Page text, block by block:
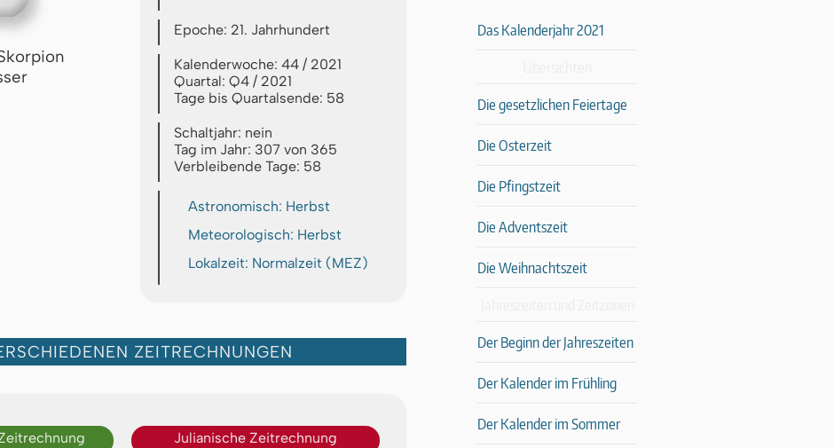
Epoche: 21. Jahrhundert
Kalenderwoche: 44 / 2021
Quartal: Q4 / 2021
Tage bis Quartalsende: 58
Schaltjahr: nein
Tag im Jahr: 307 von 365
Verbleibende Tage: 58
Astronomisch: Herbst
Meteorologisch: Herbst
Lokalzeit: Normalzeit (MEZ)
ZEITRECHNUNGEN
Julianische Zeitrechnung
Das Kalenderjahr 2021
Die gesetzlichen Feiertage
Die Osterzeit
Die Pfingstzeit
Die Adventszeit
Die Weihnachtszeit
Der Beginn der Jahreszeiten
Der Kalender im Frühling
Der Kalender im Sommer